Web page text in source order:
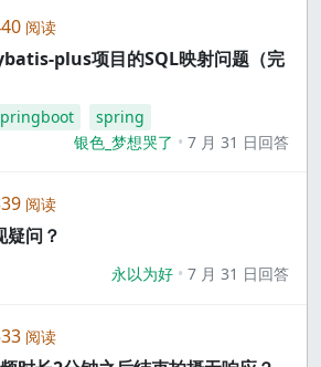
阅读
plus项目的SQL映射问题（完
spring
银色_梦想哭了
7 月 31 日回答
阅读
问？
永以为好 7 月 31 日回答
阅读